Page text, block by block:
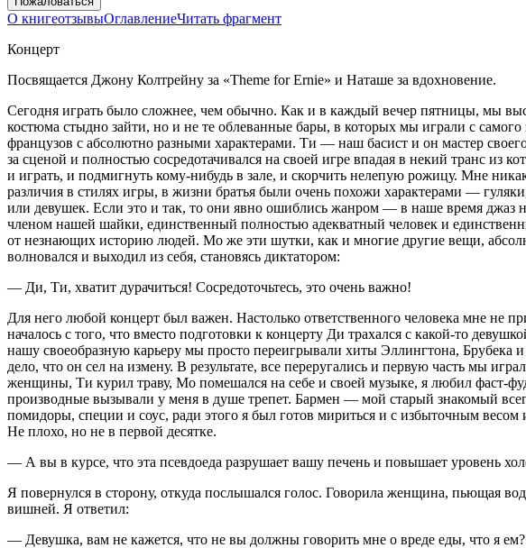
О книгеотзывыОглавлениеЧитать фрагмент
Концерт
Посвящается Джону Колтрейну за «Theme for Ernie» и Наташе за вдохновение.
Сегодня играть было сложнее, чем обычно. Как и в каждый вечер пятницы, мы
костюма стыдно зайти, но и не те облеванные бары, в которых мы играли с
французов с абсолютно разными характерами. Ти — наш басист и он мастер
за сценой и полностью сосредотачивался на своей игре впадая в некий транс из
и играть, и подмигнуть кому-нибудь в зале, и скорчить нелепую рожицу. Мне
различия в стилях игры, в жизни братья были очень похожи характерами —
или девушек. Если это и так, то они явно ошиблись жанром — в наше время
членом нашей шайки, единственный полностью адекватный человек и
от незнающих историю людей. Мо же эти шутки, как и многие другие вещи,
волновался и выходил из себя, становясь диктатором:
— Ди, Ти, хватит дурачиться! Сосредоточьтесь, это очень важно!
Для него любой концерт был важен. Настолько ответственного человека мне не
началось с того, что вместо подготовки к концерту Ди трахался с какой-то
нашу своеобразную карьеру мы просто переигрывали хиты Эллингтона,
дело, что он сел на измену. В результате, все переругались и первую часть мы
женщины, Ти курил траву, Мо помешался на себе и своей музыке, я любил фаст-
производные вызывали у меня в душе трепет. Бармен — мой старый знакомый
помидоры, специи и соус, ради этого я был готов мириться и с избыточным
Не плохо, но не в первой десятке.
— А вы в курсе, что эта псевдоеда разрушает вашу печень и повышает уровень
Я повернулся в сторону, откуда послышался голос. Говорила женщина, пьющая
вишней. Я ответил:
— Девушка, вам не кажется, что не вы должны говорить мне о вреде еды, что я ем?